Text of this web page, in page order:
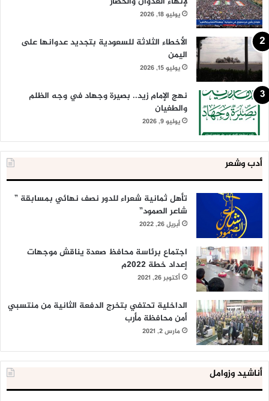
يوليو 18, 2026
الأخطاء الثلاثة للسعودية بتجديد عدوانها على
اليمن
يوليو 15, 2026
نهج الإمام زيد.. بصيرة وجهاد في وجه الظلم
والطغيان
يوليو 9, 2026
أدب وشعر
تأهل ثمانية شعراء للدور نصف نهائي بمسابقة ”
شاعر الصمود”
أبريل 26, 2022
اجتماع برئاسة محافظ صعدة يناقش موجهات
إعداد خطة 2022م
أكتوبر 26, 2021
الداخلية تحتفي بتخرج الدفعة الثانية من منتسبي
أمن محافظة مأرب
مارس 2, 2021
أناشيد وزوامل